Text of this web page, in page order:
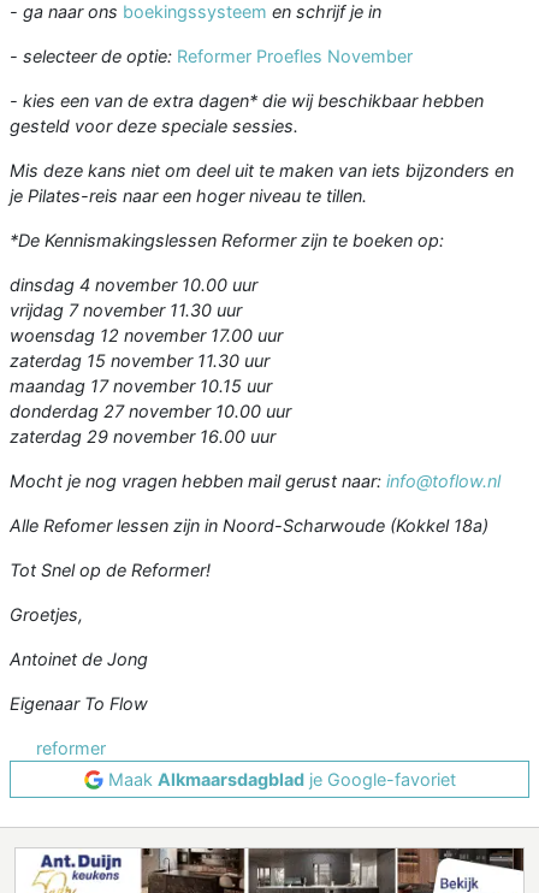
- ga naar ons boekingssysteem en schrijf je in
- selecteer de optie: Reformer Proefles November
- kies een van de extra dagen* die wij beschikbaar hebben
gesteld voor deze speciale sessies.
Mis deze kans niet om deel uit te maken van iets bijzonders en
je Pilates-reis naar een hoger niveau te tillen.
*De Kennismakingslessen Reformer zijn te boeken op:
dinsdag 4 november 10.00 uur
vrijdag 7 november 11.30 uur
woensdag 12 november 17.00 uur
zaterdag 15 november 11.30 uur
maandag 17 november 10.15 uur
donderdag 27 november 10.00 uur
zaterdag 29 november 16.00 uur
Mocht je nog vragen hebben mail gerust naar: info@toflow.nl
Alle Refomer lessen zijn in Noord-Scharwoude (Kokkel 18a)
Tot Snel op de Reformer!
Groetjes,
Antoinet de Jong
Eigenaar To Flow
reformer
Maak Alkmaarsdagbladje Google-favoriet